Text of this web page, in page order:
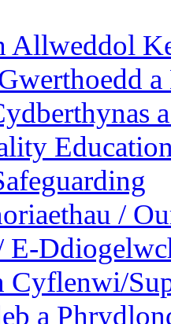
Allweddol
/
E-
Cyflenwi/
a